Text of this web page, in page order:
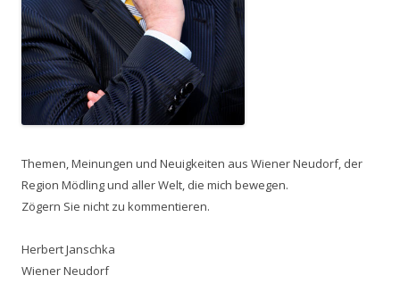
Themen, Meinungen und Neuigkeiten aus Wiener Neudorf, der
Region Mödling und aller Welt, die mich bewegen.
Zögern Sie nicht zu kommentieren.
Herbert Janschka
Wiener Neudorf